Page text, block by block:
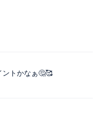
ントかなぁ🤔🥰